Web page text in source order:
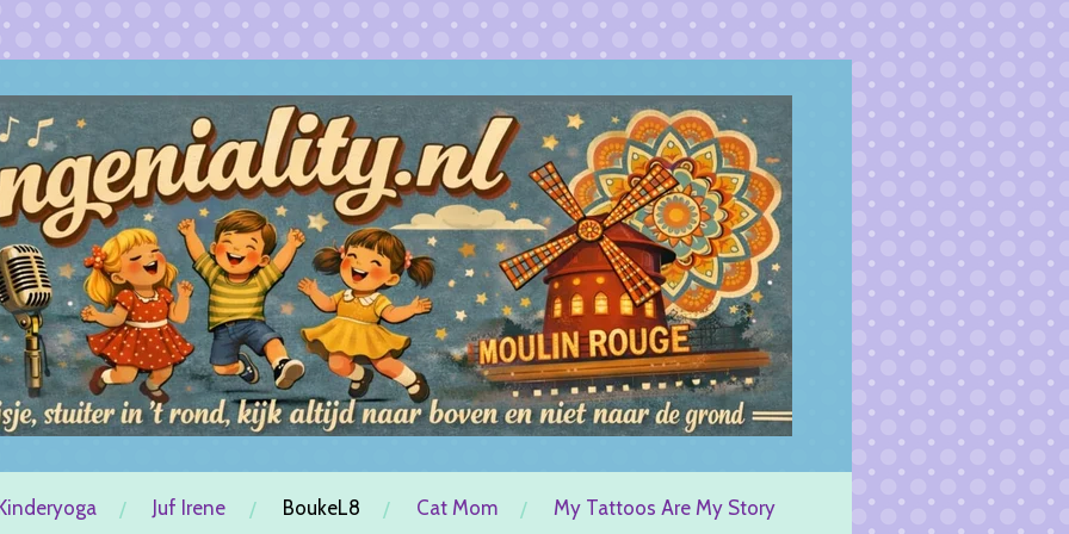
Juf Irene BoukeL8 Cat Mom
My Tattoos Are My Story